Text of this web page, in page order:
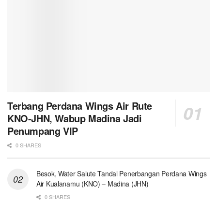
Terbang Perdana Wings Air Rute
KNO-JHN, Wabup Madina Jadi
Penumpang VIP
0 SHARES
Besok, Water Salute Tandai Penerbangan Perdana Wings
Air Kualanamu (KNO) – Madina (JHN)
0 SHARES